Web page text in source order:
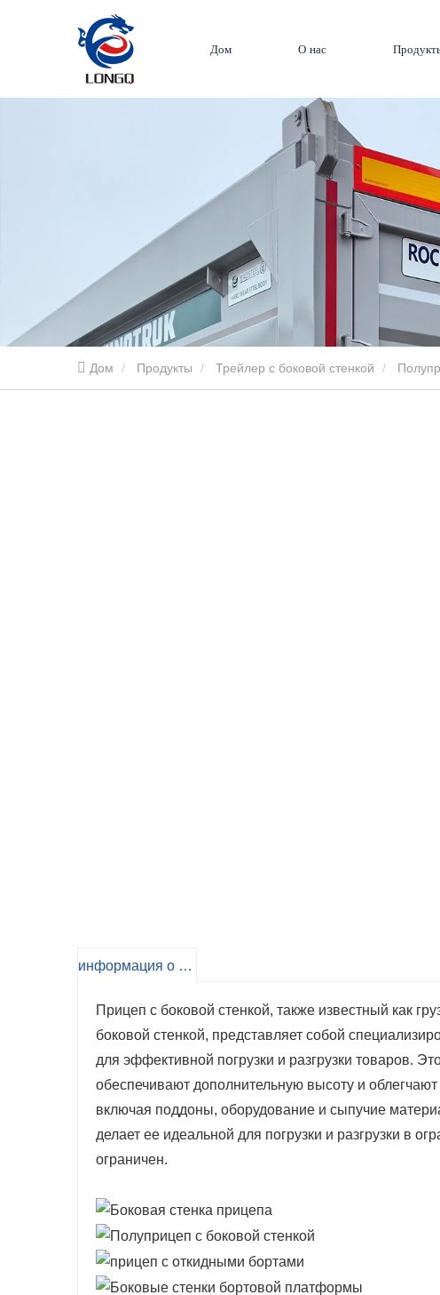
Дом О нас
Дом Продукты Трейлер с боковой стенкой
информация о продукте
Прицеп с боковой стенкой, также известный как
боковой стенкой, представляет собой
для эффективной погрузки и разгрузки товаров.
обеспечивают дополнительную высоту и
включая поддоны, оборудование и сыпучие
делает ее идеальной для погрузки и разгрузки в
ограничен.